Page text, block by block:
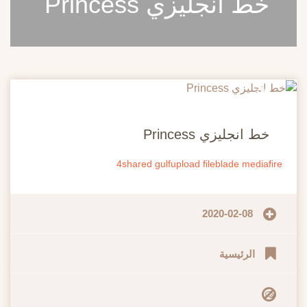
20
خط انجليزي Princess
4shared gulfupload fileblade mediafire
2020-02-08
الرئيسية